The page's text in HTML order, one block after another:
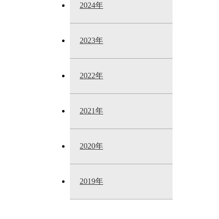
2024年
2023年
2022年
2021年
2020年
2019年